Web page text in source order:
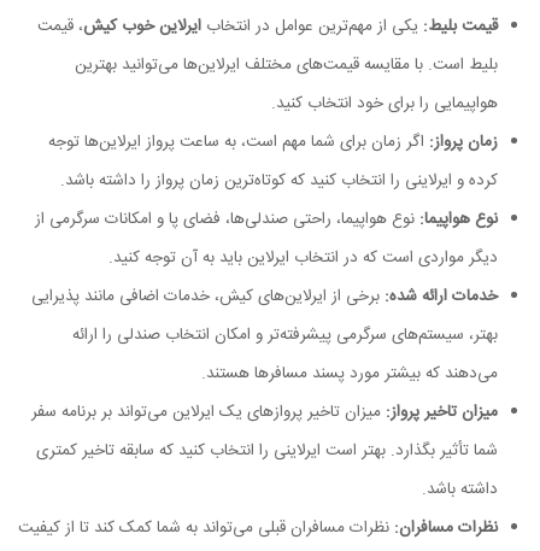
قیمت بلیط: یکی از مهم‌ترین عوامل در انتخاب ایرلاین خوب کیش، قیمت
بلیط است. با مقایسه قیمت‌های مختلف ایرلاین‌ها می‌توانید بهترین
هواپیمایی را برای خود انتخاب کنید.
زمان پرواز: اگر زمان برای شما مهم است، به ساعت پرواز ایرلاین‌ها توجه
کرده و ایرلاینی را انتخاب کنید که کوتاه‌ترین زمان پرواز را داشته باشد.
نوع هواپیما: نوع هواپیما، راحتی صندلی‌ها، فضای پا و امکانات سرگرمی از
دیگر مواردی است که در انتخاب ایرلاین باید به آن توجه کنید.
خدمات ارائه شده: برخی از ایرلاین‌های کیش، خدمات اضافی مانند پذیرایی
بهتر، سیستم‌های سرگرمی پیشرفته‌تر و امکان انتخاب صندلی را ارائه
می‌دهند که بیشتر مورد پسند مسافرها هستند.
میزان تاخیر پرواز: میزان تاخیر پروازهای یک ایرلاین می‌تواند بر برنامه سفر
شما تأثیر بگذارد. بهتر است ایرلاینی را انتخاب کنید که سابقه تاخیر کمتری
داشته باشد.
نظرات مسافران: نظرات مسافران قبلی می‌تواند به شما کمک کند تا از کیفیت